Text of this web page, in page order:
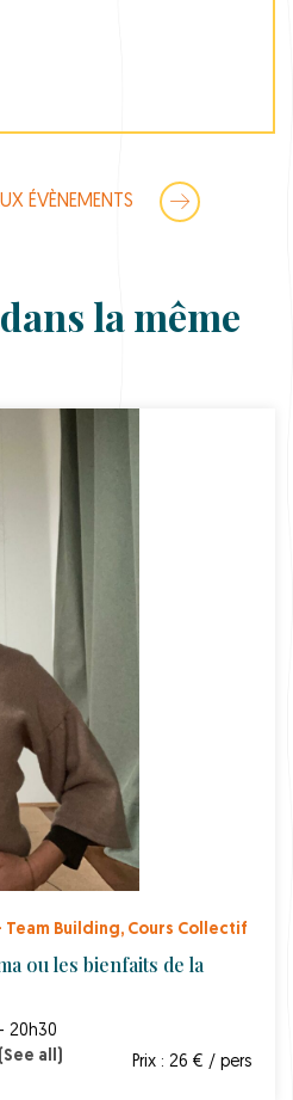
ÉVÈNEMENTS
la même
Building, Cours Collectif
ou les bienfaits de la
20h30
(See all) Prix : 26 € / pers